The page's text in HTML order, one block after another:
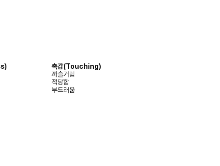
촉감(Touching)
까슬거림
적당함
부드러움